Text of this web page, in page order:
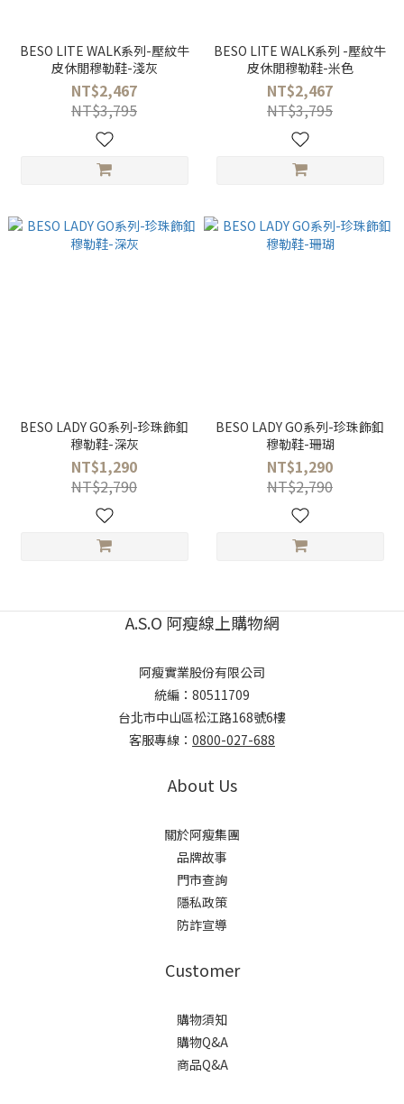
BESO LITE WALK系列-壓紋牛
皮休閒穆勒鞋-淺灰
NT$2,467
NT$3,795
BESO LITE WALK系列 -壓紋牛
皮休閒穆勒鞋-米色
NT$2,467
NT$3,795
BESO LADY GO系列-珍珠飾釦
穆勒鞋-深灰
NT$1,290
NT$2,790
BESO LADY GO系列-珍珠飾釦
穆勒鞋-珊瑚
NT$1,290
NT$2,790
A.S.O 阿瘦線上購物網
阿瘦實業股份有限公司
統編：80511709
台北市中山區松江路168號6樓
客服專線： 0800-027-688
About Us
關於阿瘦集團
品牌故事
門市查詢
隱私政策
防詐宣導
Customer
購物須知
購物Q&A
商品Q&A